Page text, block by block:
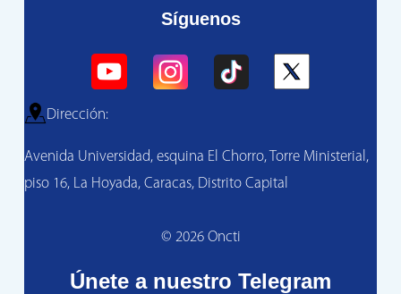
Síguenos
Dirección:
Avenida Universidad, esquina El Chorro, Torre Ministerial,
piso 16, La Hoyada, Caracas, Distrito Capital
© 2026 Oncti
Únete a nuestro Telegram